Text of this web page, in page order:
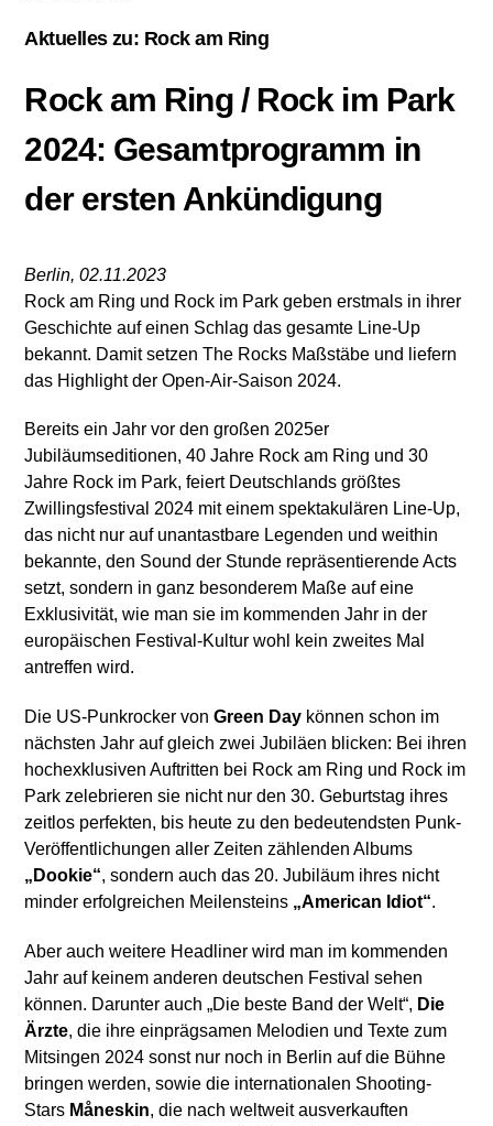
Aktuelles zu: Rock am Ring
Rock am Ring / Rock im Park
2024: Gesamtprogramm in
der ersten Ankündigung
Berlin, 02.11.2023
Rock am Ring und Rock im Park geben erstmals in ihrer
Geschichte auf einen Schlag das gesamte Line-Up
bekannt. Damit setzen The Rocks Maßstäbe und liefern
das Highlight der Open-Air-Saison 2024.
Bereits ein Jahr vor den großen 2025er
Jubiläumseditionen, 40 Jahre Rock am Ring und 30
Jahre Rock im Park, feiert Deutschlands größtes
Zwillingsfestival 2024 mit einem spektakulären Line-Up,
das nicht nur auf unantastbare Legenden und weithin
bekannte, den Sound der Stunde repräsentierende Acts
setzt, sondern in ganz besonderem Maße auf eine
Exklusivität, wie man sie im kommenden Jahr in der
europäischen Festival-Kultur wohl kein zweites Mal
antreffen wird.
Die US-Punkrocker vonGreen Day können schon im
nächsten Jahr auf gleich zwei Jubiläen blicken: Bei ihren
hochexklusiven Auftritten bei Rock am Ring und Rock im
Park zelebrieren sie nicht nur den 30. Geburtstag ihres
zeitlos perfekten, bis heute zu den bedeutendsten Punk-
Veröffentlichungen aller Zeiten zählenden Albums
„Dookie“, sondern auch das 20. Jubiläum ihres nicht
minder erfolgreichen Meilensteins „American Idiot“.
Aber auch weitere Headliner wird man im kommenden
Jahr auf keinem anderen deutschen Festival sehen
können. Darunter auch „Die beste Band der Welt“, Die
Ärzte, die ihre einprägsamen Melodien und Texte zum
Mitsingen 2024 sonst nur noch in Berlin auf die Bühne
bringen werden, sowie die internationalen Shooting-
Stars Måneskin, die nach weltweit ausverkauften